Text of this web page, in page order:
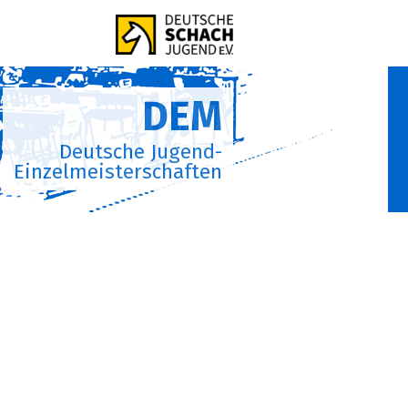
DEM
Deutsche Jugend-
Einzelmeisterschaften